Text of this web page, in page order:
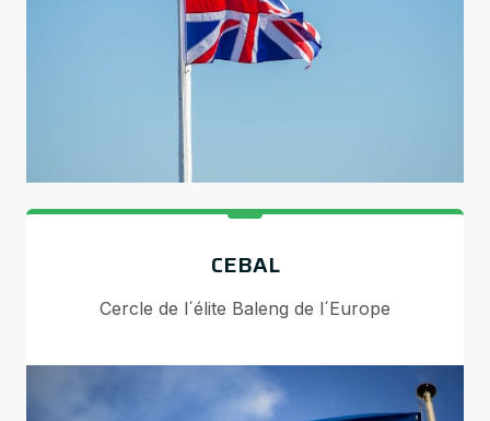
CEBAL
Cercle de l´élite Baleng de l´Europe